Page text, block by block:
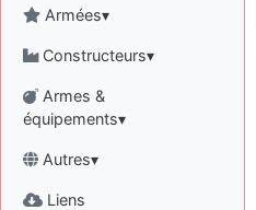
Armées▾
Constructeurs▾
Armes &
équipements▾
Autres▾
Liens